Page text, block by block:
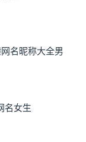
名昵称大全男
名女生